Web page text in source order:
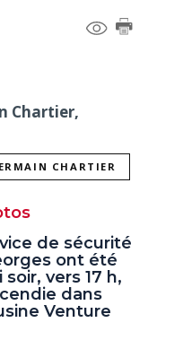
Chartier,
CHARTIER
de sécurité
ont été
vers 17 h,
dans
Venture